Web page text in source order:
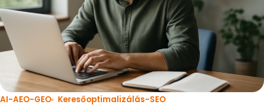
AI-AEO-GEO Keresőoptimalizálás-SEO